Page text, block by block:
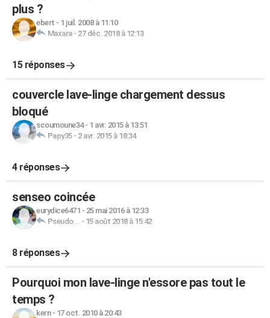
plus ?
ebert - 1 juil. 2008 à 11:10
Maxara- 27 déc. 2018 à 12:13
15 réponses
couvercle lave-linge chargement dessus
bloqué
scoumoune34- 1 avr. 2015 à 13:51
Papy35- 2 avr. 2015 à 18:34
4 réponses
senseo coincée
eurydice6471 - 25 mai 2016 à 12:33
Pseudo... - 15 août 2018 à 15:42
8 réponses
Pourquoi mon lave-linge n'essore pas tout le
temps ?
kern- 17 oct. 2010 à 20:43